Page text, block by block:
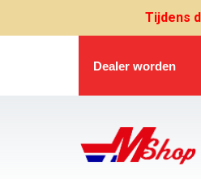
Tijdens
Dealer worden